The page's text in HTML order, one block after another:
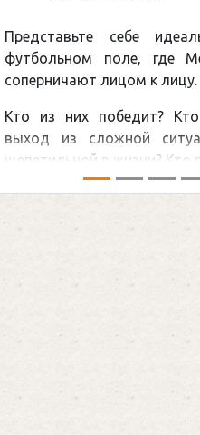
принадлежит
Гретцки, — едва ли не
хоккейная тема
сезоном Национальной